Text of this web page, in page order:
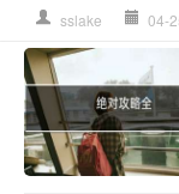
sslake 04-